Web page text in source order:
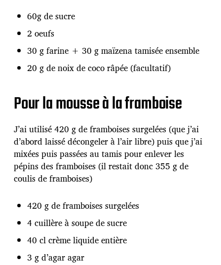
60g de sucre
2 oeufs
30 g farine + 30 g maïzena tamisée ensemble
20 g de noix de coco râpée (facultatif)
Pour la mousse à la framboise
J’ai utilisé 420 g de framboises surgelées (que j’ai
d’abord laissé décongeler à l’air libre) puis que j’ai
mixées puis passées au tamis pour enlever les
pépins des framboises (il restait donc 355 g de
coulis de framboises)
420 g de framboises surgelées
4 cuillère à soupe de sucre
40 cl crème liquide entière
3 g d’agar agar